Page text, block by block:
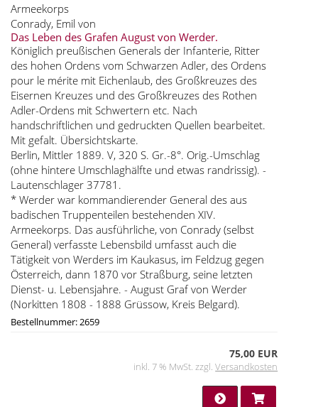
Armeekorps
Conrady, Emil von
Das Leben des Grafen August von Werder.
Königlich preußischen Generals der Infanterie, Ritter
des hohen Ordens vom Schwarzen Adler, des Ordens
pour le mérite mit Eichenlaub, des Großkreuzes des
Eisernen Kreuzes und des Großkreuzes des Rothen
Adler-Ordens mit Schwertern etc. Nach
handschriftlichen und gedruckten Quellen bearbeitet.
Mit gefalt. Übersichtskarte.
Berlin, Mittler 1889. V, 320 S. Gr.-8°. Orig.-Umschlag
(ohne hintere Umschlaghälfte und etwas randrissig). -
Lautenschlager 37781.
* Werder war kommandierender General des aus
badischen Truppenteilen bestehenden XIV.
Armeekorps. Das ausführliche, von Conrady (selbst
General) verfasste Lebensbild umfasst auch die
Tätigkeit von Werders im Kaukasus, im Feldzug gegen
Österreich, dann 1870 vor Straßburg, seine letzten
Dienst- u. Lebensjahre. - August Graf von Werder
(Norkitten 1808 - 1888 Grüssow, Kreis Belgard).
Bestellnummer: 2659
75,00 EUR
inkl. 7 % MwSt. zzgl.Versandkosten